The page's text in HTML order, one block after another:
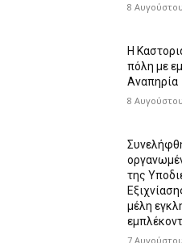
8
Η
πόλη με
Αναπηρία
8
της
μέλη
7